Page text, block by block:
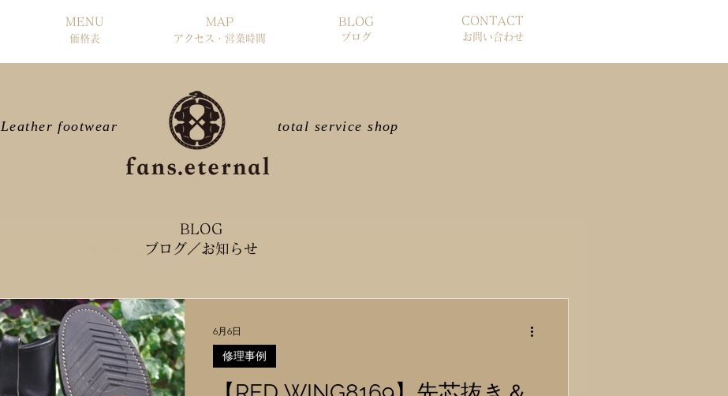
MENU
​価格表
MAP
​アクセス・営業時間
BLOG
ブログ
CONTACT
お問い合わせ
Leather footwear total service shop
誂え靴の紹介 オリジナル製品
修理事例
6月6日
BLOG
ブログ／お知らせ